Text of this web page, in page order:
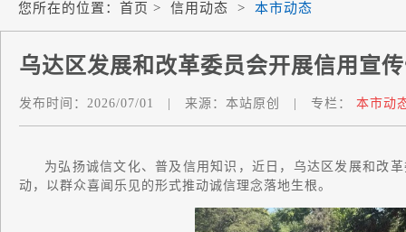
您所在的位置： 首页 > 信用动态 > 本市动态
乌达区发展和改革委员会开展信用宣
发布时间： 2026/07/01 来源： 本站原创 专栏： 本市动
为弘扬诚信文化、普及信用知识，近日，乌达区发展和改
动，以群众喜闻乐见的形式推动诚信理念落地生根。